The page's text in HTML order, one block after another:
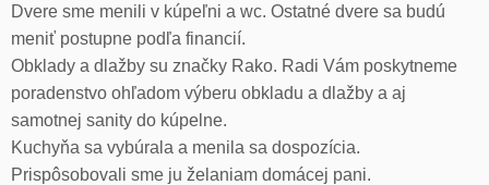
Dvere sme menili v kúpeľni a wc. Ostatné dvere sa budú
meniť postupne podľa financií.
Obklady a dlažby su značky Rako. Radi Vám poskytneme
poradenstvo ohľadom výberu obkladu a dlažby a aj
samotnej sanity do kúpelne.
Kuchyňa sa vybúrala a menila sa dospozícia.
Prispôsobovali sme ju želaniam domácej pani.